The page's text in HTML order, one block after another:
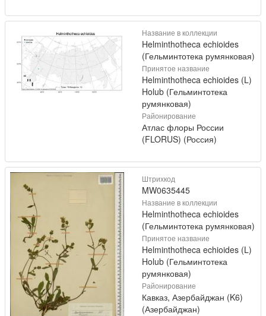
Название в коллекции
Helminthotheca echioides
(Гельминтотека румянковая)
Принятое название
Helminthotheca echioides (L)
Holub (Гельминтотека
румянковая)
Районирование
Атлас флоры России
(FLORUS) (Россия)
Штрихкод
MW0635445
Название в коллекции
Helminthotheca echioides
(Гельминтотека румянковая)
Принятое название
Helminthotheca echioides (L)
Holub (Гельминтотека
румянковая)
Районирование
Кавказ, Азербайджан (K6)
(Азербайджан)